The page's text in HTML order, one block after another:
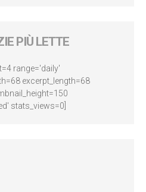
PIÙ LETTE
range='daily'
excerpt_length=68
stats_views=0]